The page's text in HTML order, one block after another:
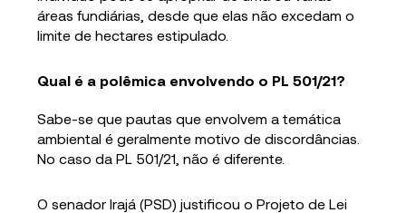
áreas fundiárias, desde que elas não excedam o
limite de hectares estipulado.
Qual é a polêmica envolvendo o PL 501/21?
Sabe-se que pautas que envolvem a temática
ambiental é geralmente motivo de discordâncias.
No caso da PL 501/21, não é diferente.
O senador Irajá (PSD) justificou o Projeto de Lei